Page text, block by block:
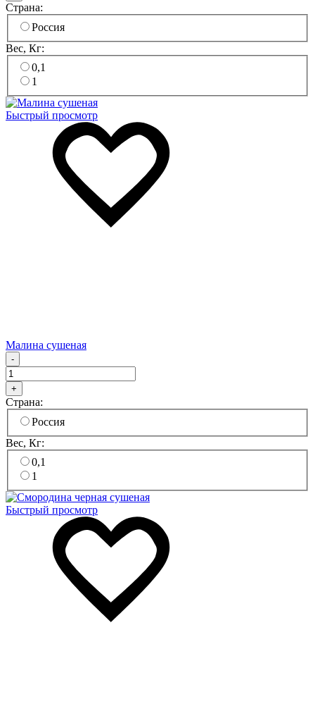
Страна:
Россия
Вес, Кг:
0,1
1
Быстрый просмотр
Малина сушеная
-
+
Страна:
Россия
Вес, Кг:
0,1
1
Быстрый просмотр